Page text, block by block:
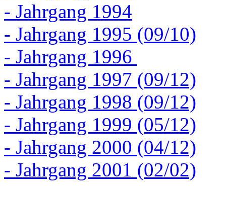
- Jahrgang 1994
- Jahrgang 1995 (09/10)
- Jahrgang 1996
- Jahrgang 1997 (09/12)
- Jahrgang 1998 (09/12)
- Jahrgang 1999 (05/12)
- Jahrgang 2000 (04/12)
- Jahrgang 2001 (02/02)